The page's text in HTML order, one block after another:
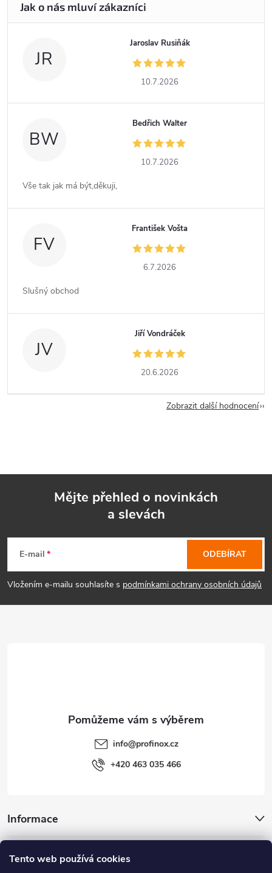
Tento web používá cookies
JR
Jaroslav Rusiňák
10.7.2026
BW
Bedřich Walter
10.7.2026
Vše tak jak má být,děkuji,
FV
František Vošta
6.7.2026
Slušný obchod
JV
Jiří Vondráček
20.6.2026
Zobrazit další hodnocení
p
Mějte přehled o novinkách
a slevách
E-mail
Vložením e-mailu souhlasíte s podmínkami ochrany osobních údajů
ODEBÍRAT
Informace
Inspirace
info@profinox.cz
+420 463 035 466